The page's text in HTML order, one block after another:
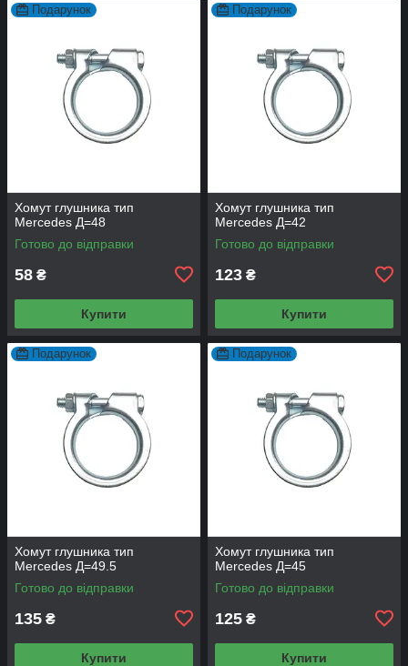
Подарунок
Хомут глушника тип
Mercedes Д=48
Готово до відправки
58 ₴
Купити
Подарунок
Хомут глушника тип
Mercedes Д=42
Готово до відправки
123 ₴
Купити
Подарунок
Хомут глушника тип
Mercedes Д=49.5
Готово до відправки
135 ₴
Купити
Подарунок
Хомут глушника тип
Mercedes Д=45
Готово до відправки
125 ₴
Купити